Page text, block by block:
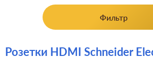
Фильтр
Розетки HDMI Schneider